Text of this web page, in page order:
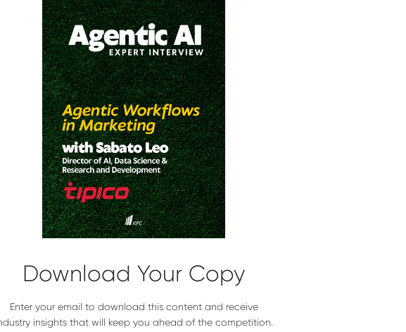
Download Your Copy
Enter your email to download this content and receive
insights that will keep you ahead of the competition.